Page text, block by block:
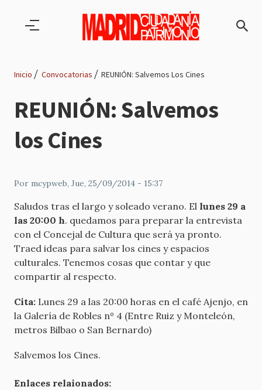
Ruta
de
navegación
Inicio Convocatorias REUNIÓN: Salvemos Los Cines
REUNIÓN: Salvemos
los Cines
Por mcypweb, Jue, 25/09/2014 - 15:37
Saludos tras el largo y soleado verano. El lunes 29 a
las 20:00 h. quedamos para preparar la entrevista
con el Concejal de Cultura que será ya pronto.
Traed ideas para salvar los cines y espacios
culturales. Tenemos cosas que contar y que
compartir al respecto.
Cita: Lunes 29 a las 20:00 horas en el café Ajenjo, en
la Galería de Robles nº 4 (Entre Ruiz y Monteleón,
metros Bilbao o San Bernardo)
Salvemos los Cines.
Enlaces relaionados: